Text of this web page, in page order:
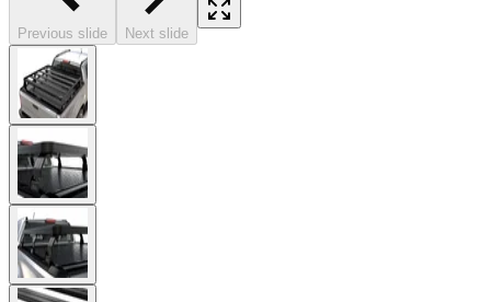
Previous slide Next slide